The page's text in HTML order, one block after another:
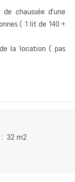
chaussée d'une
( 1 lit de 140 +
la location ( pas
32 m2